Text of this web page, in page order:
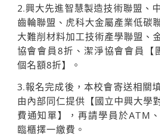
2.興大先進智慧製造技術聯盟、
齒輪聯盟、虎科大金屬產業低碳
大難削材料加工技術產學聯盟、
協會會員8折、潔淨協會會員【
個名額8折】。
3.報名完成後，本校會寄送相關
由內部同仁提供【國立中興大學
費通知單】，再請學員於ATM
臨櫃擇一繳費。